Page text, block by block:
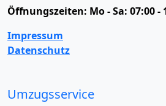
Öffnungszeiten: Mo - Sa: 07:00 -
Impressum
Datenschutz
Umzugsservice